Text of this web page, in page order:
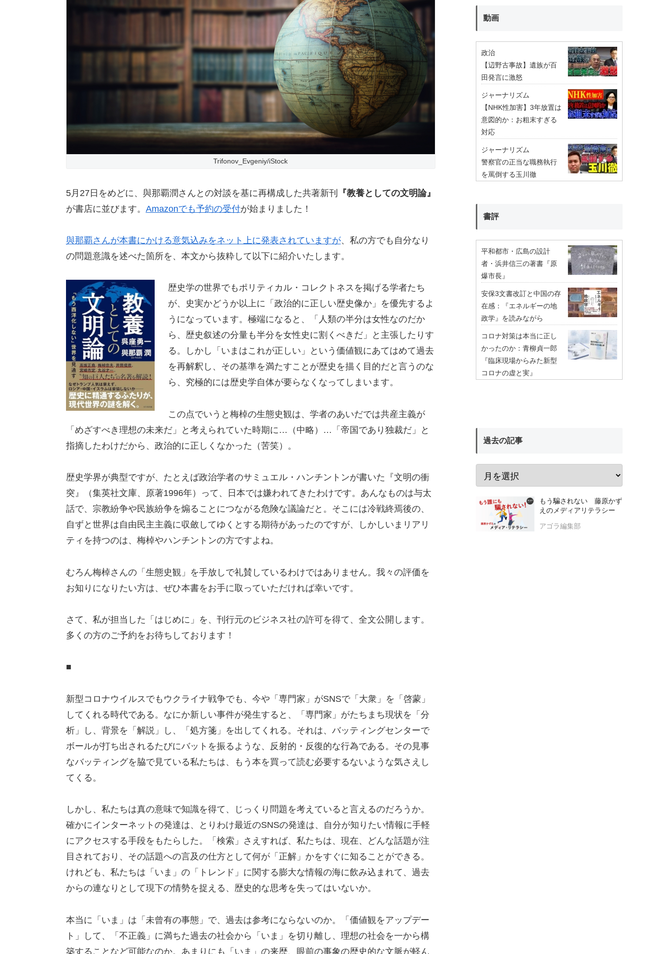
Trifonov_Evgeniy/iStock
5月27日をめどに、與那覇潤さんとの対談を基に再構成した共著新刊
『教養としての文明論』
が書店に並びます。 Amazonでも予約の受付が始まりました！
與那覇さんが本書にかける意気込みをネット上に発表されていますが、私の方でも自分なり
の問題意識を述べた箇所を、本文から抜粋して以下に紹介いたします。
歴史学の世界でもポリティカル・コレクトネスを掲げる学者たち
が、史実かどうか以上に「政治的に正しい歴史像か」を優先するよ
うになっています。極端になると、「人類の半分は女性なのだか
ら、歴史叙述の分量も半分を女性史に割くべきだ」と主張したりす
る。しかし「いまはこれが正しい」という価値観にあてはめて過去
を再解釈し、その基準を満たすことが歴史を描く目的だと言うのな
ら、究極的には歴史学自体が要らなくなってしまいます。
この点でいうと梅棹の生態史観は、学者のあいだでは共産主義が
「めざすべき理想の未来だ」と考えられていた時期に…（中略）…「帝国であり独裁だ」と
指摘したわけだから、政治的に正しくなかった（苦笑）。
歴史学界が典型ですが、たとえば政治学者のサミュエル・ハンチントンが書いた『文明の衝
突』（集英社文庫、原著1996年）って、日本では嫌われてきたわけです。あんなものは与太
話で、宗教紛争や民族紛争を煽ることにつながる危険な議論だと。そこには冷戦終焉後の、
自ずと世界は自由民主主義に収斂してゆくとする期待があったのですが、しかしいまリアリ
ティを持つのは、梅棹やハンチントンの方ですよね。
むろん梅棹さんの「生態史観」を手放しで礼賛しているわけではありません。我々の評価を
お知りになりたい方は、ぜひ本書をお手に取っていただければ幸いです。
さて、私が担当した「はじめに」を、刊行元のビジネス社の許可を得て、全文公開します。
多くの方のご予約をお待ちしております！
■
新型コロナウイルスでもウクライナ戦争でも、今や「専門家」がSNSで「大衆」を「啓蒙」
してくれる時代である。なにか新しい事件が発生すると、「専門家」がたちまち現状を「分
析」し、背景を「解説」し、「処方箋」を出してくれる。それは、バッティングセンターで
ボールが打ち出されるたびにバットを振るような、反射的・反復的な行為である。その見事
なバッティングを脇で見ている私たちは、もう本を買って読む必要するないような気さえし
てくる。
しかし、私たちは真の意味で知識を得て、じっくり問題を考えていると言えるのだろうか。
確かにインターネットの発達は、とりわけ最近のSNSの発達は、自分が知りたい情報に手軽
にアクセスする手段をもたらした。「検索」さえすれば、私たちは、現在、どんな話題が注
目されており、その話題への言及の仕方として何が「正解」かをすぐに知ることができる。
けれども、私たちは「いま」の「トレンド」に関する膨大な情報の海に飲み込まれて、過去
からの連なりとして現下の情勢を捉える、歴史的な思考を失ってはいないか。
本当に「いま」は「未曾有の事態」で、過去は参考にならないのか。「価値観をアップデー
ト」して、「不正義」に満ちた過去の社会から「いま」を切り離し、理想の社会を一から構
築することなど可能なのか。あまりにも「いま」の来歴、眼前の事象の歴史的な文脈が軽ん
動画
政治
【辺野古事故】遺族が百
田発言に激怒
ジャーナリズム
【NHK性加害】3年放置は
意図的か：お粗末すぎる
対応
ジャーナリズム
警察官の正当な職務執行
を罵倒する玉川徹
書評
平和都市・広島の設計
者・浜井信三の著書『原
爆市長』
安保3文書改訂と中国の存
在感：『エネルギーの地
政学』を読みながら
コロナ対策は本当に正し
かったのか：青柳貞一郎
『臨床現場からみた新型
コロナの虚と実』
過去の記事
もう騙されない 藤原かず
えのメディアリテラシー
アゴラ編集部